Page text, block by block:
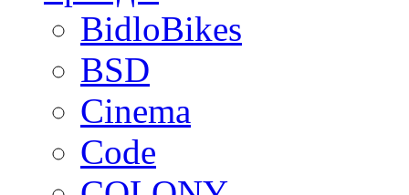
BidloBikes
BSD
Cinema
Code